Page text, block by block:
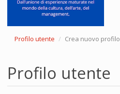
Profilo utente Crea nuovo profilo
Profilo utente